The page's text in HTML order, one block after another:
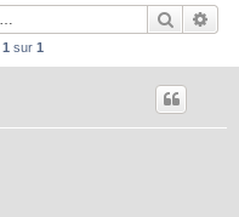
1 sur 1